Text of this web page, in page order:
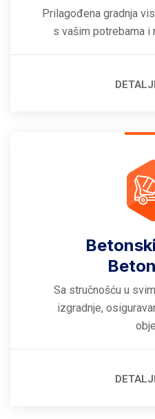
Prilagođena gradnja
s vašim potrebama i
Sa stručnošću u
izgradnje,